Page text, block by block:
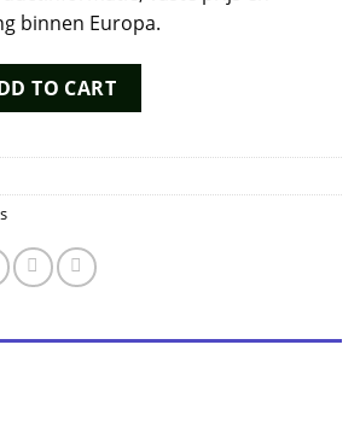
binnen Europa.
quantity
TO CART